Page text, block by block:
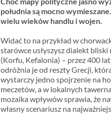
południa są mocno
wielu wieków handlu i wojen.
Widać to na przykład w
starówce usłyszysz dialekt
(Korfu, Kefalonia) – przez 400
odróżnia je od reszty Grecji,
wystarczy jedno spojrzenie na
meczetów, a w lokalnych
mozaika wpływów sprawia, że
własny scenariusz na